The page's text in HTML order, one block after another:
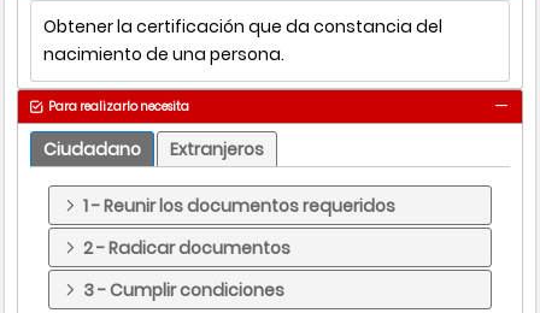
Obtener la certificación que da constancia del
nacimiento de una persona.
Para realizarlo necesita
Ciudadano Extranjeros
1 - Reunir los documentos requeridos
2 - Radicar documentos
3 - Cumplir condiciones